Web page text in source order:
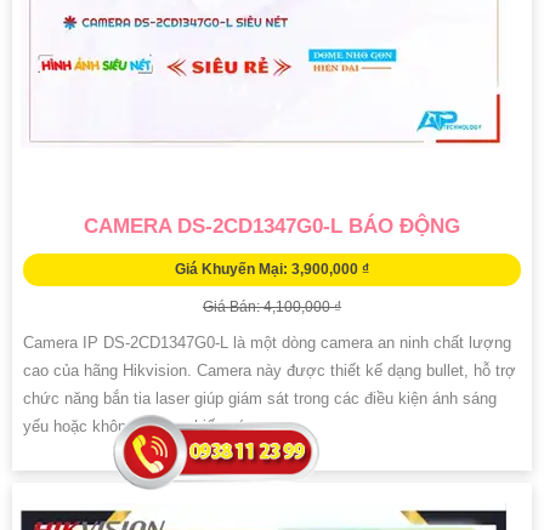
CAMERA DS-2CD1347G0-L BÁO ĐỘNG
Giá Khuyến Mại: 3,900,000 ₫
Giá Bán: 4,100,000 ₫
Camera IP DS-2CD1347G0-L là một dòng camera an ninh chất lượng
cao của hãng Hikvision. Camera này được thiết kế dạng bullet, hỗ trợ
chức năng bắn tia laser giúp giám sát trong các điều kiện ánh sáng
yếu hoặc không có sự chiếu sáng